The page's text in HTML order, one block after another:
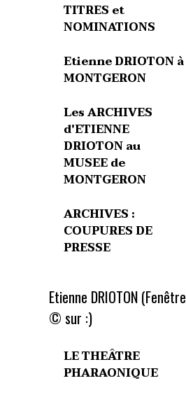
TITRES et
NOMINATIONS
Etienne DRIOTON à
MONTGERON
Les ARCHIVES
d'ETIENNE
DRIOTON au
MUSEE de
MONTGERON
ARCHIVES :
COUPURES DE
PRESSE
Etienne DRIOTON (Fenêtre
© sur :)
LE THEÂTRE
PHARAONIQUE